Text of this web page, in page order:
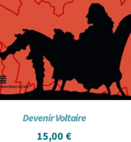
Devenir Voltaire
15,00€